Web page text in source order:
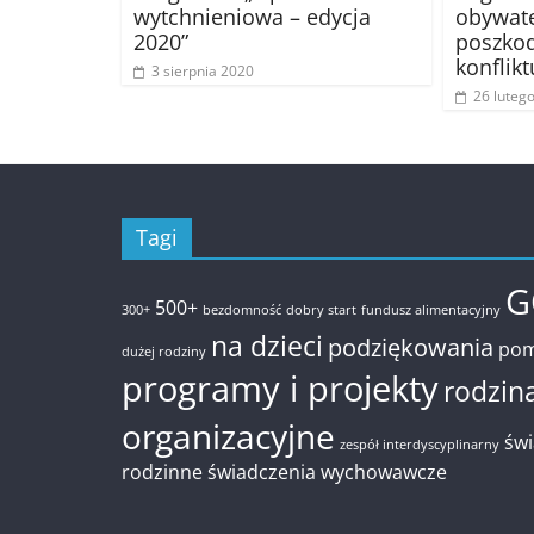
wytchnieniowa – edycja
2020”
3 sierpnia 2020
26
Tagi
300+ 500+ bezdomność dobry start fundusz alimentacyjny
dużej rodziny na dzieci podziękowania
programy i projekty
organizacyjne zespół interdyscyplinarny
rodzinneświadczenia wychowawcze